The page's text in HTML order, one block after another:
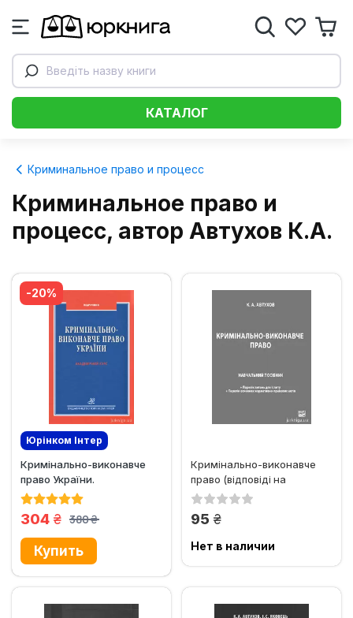
Введіть назву книги
КАТАЛОГ
Криминальное право и процесс
Криминальное право и
процесс, автор Автухов К.А.
Юрінком Iнтер
Кримінально-виконавче
право України.
Академічний курс
-20%
380
грн.
304 грн.
Кримінально-виконавче
право (відповіді на
екзаменаційні питання та...
95 грн.
Нет в наличии